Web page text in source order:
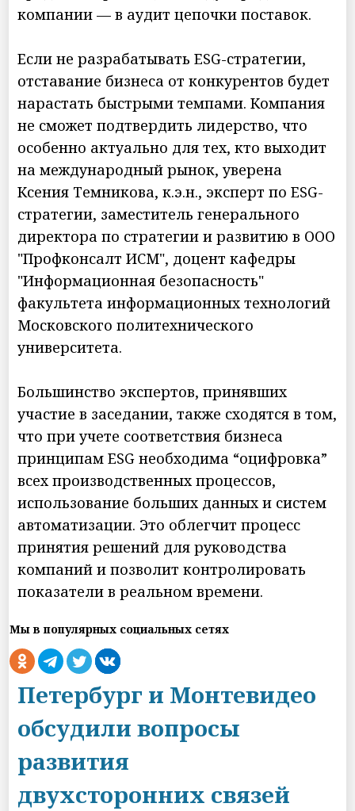
компании — в аудит цепочки поставок.
Если не разрабатывать ESG-стратегии,
отставание бизнеса от конкурентов будет
нарастать быстрыми темпами. Компания
не сможет подтвердить лидерство, что
особенно актуально для тех, кто выходит
на международный рынок, уверена
Ксения Темникова, к.э.н., эксперт по ESG-
стратегии, заместитель генерального
директора по стратегии и развитию в ООО
"Профконсалт ИСМ", доцент кафедры
"Информационная безопасность"
факультета информационных технологий
Московского политехнического
университета.
Большинство экспертов, принявших
участие в заседании, также сходятся в том,
что при учете соответствия бизнеса
принципам ESG необходима “оцифровка”
всех производственных процессов,
использование больших данных и систем
автоматизации. Это облегчит процесс
принятия решений для руководства
компаний и позволит контролировать
показатели в реальном времени.
Мы в популярных социальных сетях
Петербург и Монтевидео
обсудили вопросы
развития
двухсторонних связей